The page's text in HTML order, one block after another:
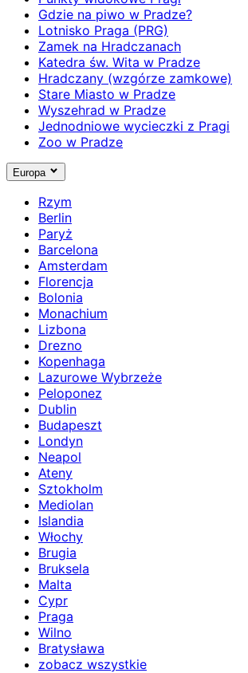
Gdzie na piwo w Pradze?
Lotnisko Praga (PRG)
Zamek na Hradczanach
Katedra św. Wita w Pradze
Hradczany (wzgórze zamkowe)
Stare Miasto w Pradze
Wyszehrad w Pradze
Jednodniowe wycieczki z Pragi
Zoo w Pradze
Europa
Rzym
Berlin
Paryż
Barcelona
Amsterdam
Florencja
Bolonia
Monachium
Lizbona
Drezno
Kopenhaga
Lazurowe Wybrzeże
Peloponez
Dublin
Budapeszt
Londyn
Neapol
Ateny
Sztokholm
Mediolan
Islandia
Włochy
Brugia
Bruksela
Malta
Cypr
Praga
Wilno
Bratysława
zobacz wszystkie